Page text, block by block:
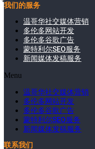
我们的服务
温哥华社交媒体营销
多伦多网站开发
多伦多谷歌广告
蒙特利尔SEO服务
新闻媒体发稿服务
Menu
温哥华社交媒体营销
多伦多网站开发
多伦多谷歌广告
蒙特利尔SEO服务
新闻媒体发稿服务
联系我们